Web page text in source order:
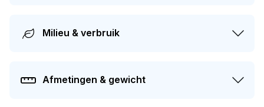
Milieu & verbruik
Afmetingen & gewicht